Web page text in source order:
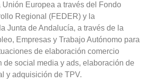
Europea a través del Fondo
Regional (FEDER) y la
Junta de Andalucía, a través de la
Empresas y Trabajo Autónomo para
de elaboración comercio
de social media y ads, elaboración de
y adquisición de TPV.